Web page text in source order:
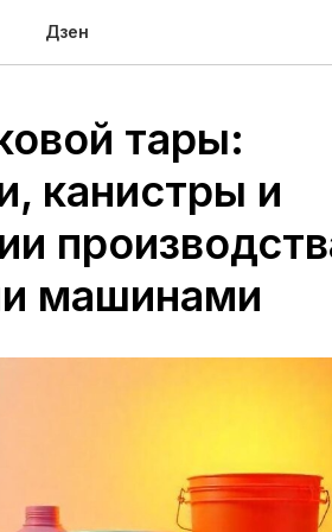
Дзен
тары:
канистры и
машинами